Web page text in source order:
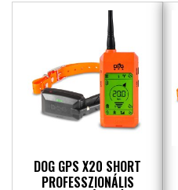
DOG GPS X20 SHORT
PROFESSZIONÁLIS